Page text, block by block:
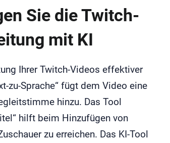
Sie die Twitch-
mit KI
Ihrer Twitch-Videos effektiver
zu-Sprache“ fügt dem Video eine
hinzu. Das Tool
hilft beim Hinzufügen von
zu erreichen. Das KI-Tool